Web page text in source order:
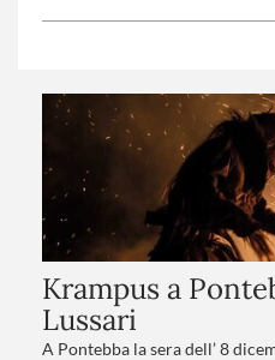
Trattamento: Pranzo in
Krampus a
Lussari
A Pontebba la sera dell’ 8